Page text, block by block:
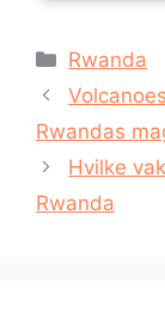
Kategorier
Rwanda
Rwandas
Hvilke
Rwanda